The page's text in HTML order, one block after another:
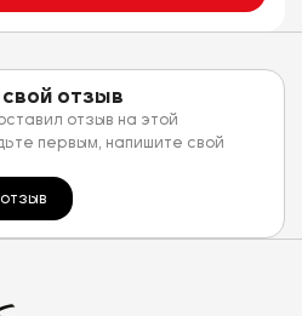
отзыв
отзыв на этой
первым, напишите свой